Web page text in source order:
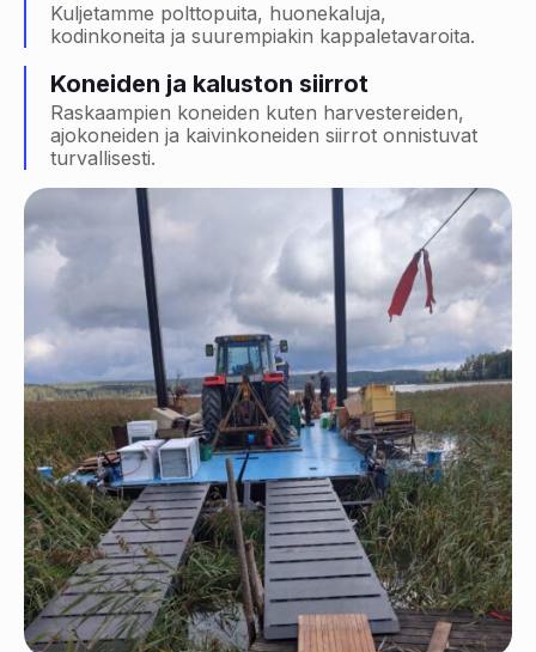
Kuljetamme polttopuita, huonekaluja,
kodinkoneita ja suurempiakin kappaletavaroita.
Koneiden ja kaluston siirrot
Raskaampien koneiden kuten harvestereiden,
ajokoneiden ja kaivinkoneiden siirrot onnistuvat
turvallisesti.